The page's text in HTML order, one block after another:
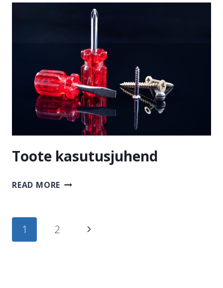
Toote kasutusjuhend
READ MORE TOOTE
Page
navigation
1 2
Next